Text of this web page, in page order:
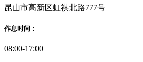
昆山市高新区虹祺北路777号
作息时间：
08:00-17:00